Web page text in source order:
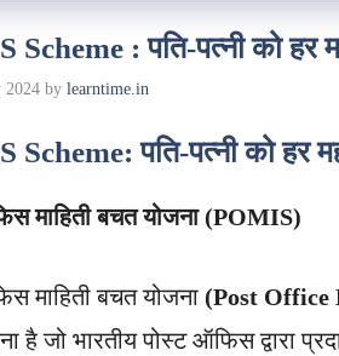
Scheme : पति-पत्नी को हर
2024 by learntime.in
Scheme: पति-पत्नी को हर
माहिती बचत योजना (POMIS)
माहिती बचत योजना (Post Office
है जो भारतीय पोस्ट ऑफिस द्वारा